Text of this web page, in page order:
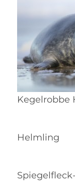
Kegelrobbe
Helmling